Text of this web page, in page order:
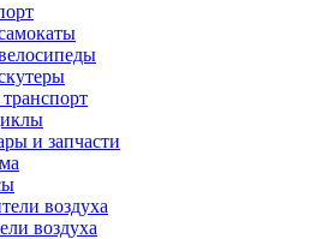
и запчасти
воздуха
воздуха